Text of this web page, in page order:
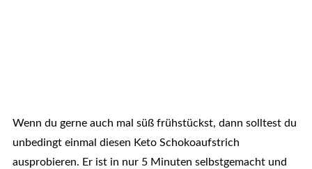
Wenn du gerne auch mal süß frühstückst, dann solltest du
unbedingt einmal diesen Keto Schokoaufstrich
ausprobieren. Er ist in nur 5 Minuten selbstgemacht und